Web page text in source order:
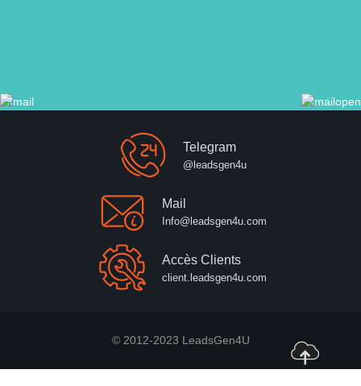
Telegram
@leadsgen4u
Mail
Info@leadsgen4u.com
Accès Clients
client.leadsgen4u.com
© 2012-2023 LeadsGen4U